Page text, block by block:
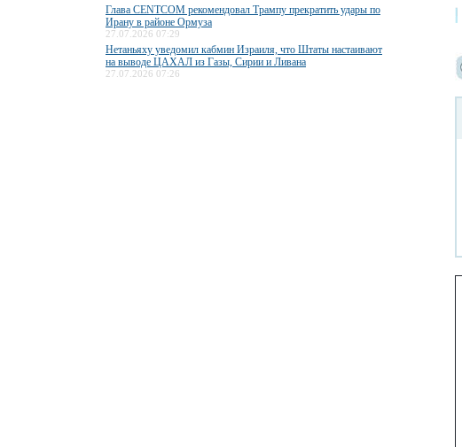
Глава CENTCOM рекомендовал Трампу прекратить удары по
Ирану в районе Ормуза
27.07.2026 07:29
Нетаньяху уведомил кабмин Израиля, что Штаты настаивают
на выводе ЦАХАЛ из Газы, Сирии и Ливана
27.07.2026 07:26